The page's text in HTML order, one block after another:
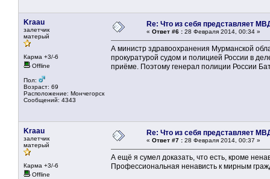
Kraau
залетчик
матерый
Карма +3/-6
Offline
Пол:
Возраст: 69
Расположение: Мончегорск
Сообщений: 4343
Re: Что из себя представляет
« Ответ #6 : 28 Февраля 2014, 00:34 »
А министр здравоохранения Мурманской
прокуратурой судом и полицией России в
приёме. Поэтому генерал полиции России
Kraau
залетчик
матерый
Карма +3/-6
Offline
Re: Что из себя представляет
« Ответ #7 : 28 Февраля 2014, 00:37 »
А ещё я сумел доказать, что есть, кроме
Профессиональная ненависть к мирным